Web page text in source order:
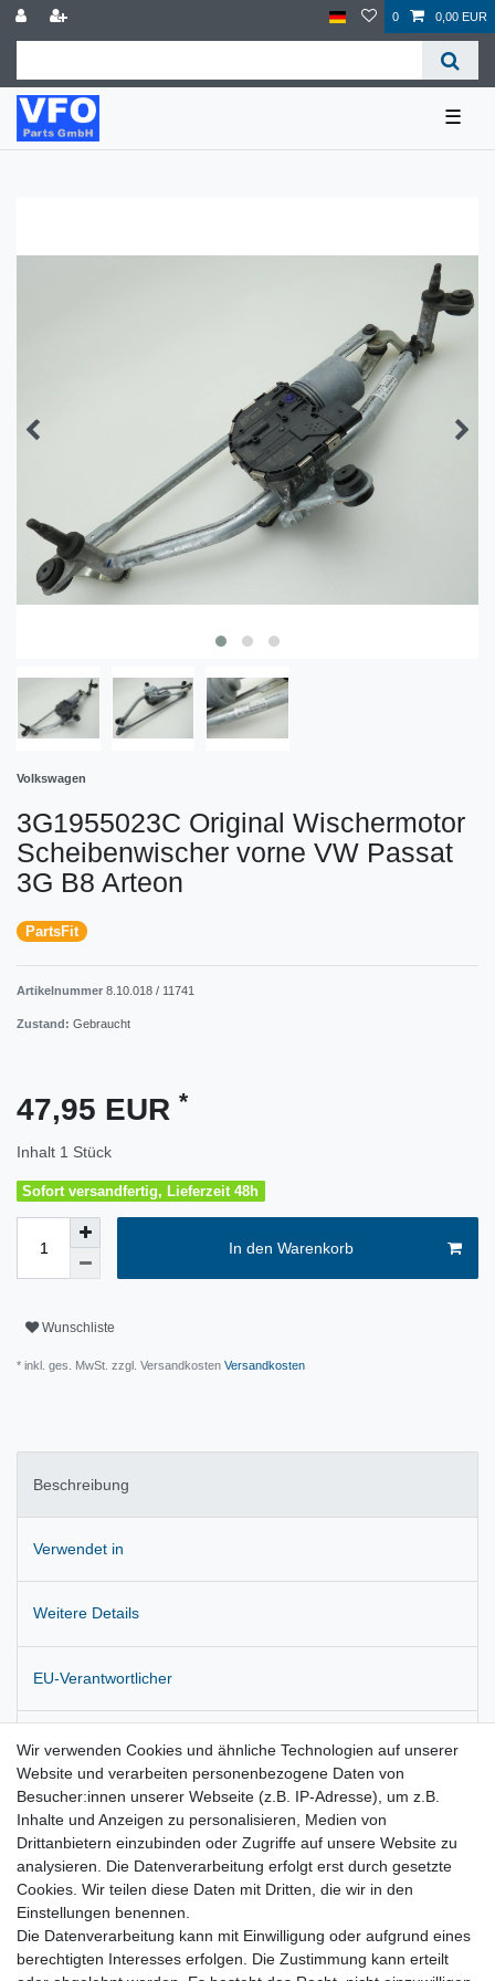
0 0,00 EUR
☰
Volkswagen
3G1955023C Original Wischermotor
Scheibenwischer vorne VW Passat
3G B8 Arteon
PartsFit
Artikelnummer 8.10.018 / 11741
Zustand: Gebraucht
47,95 EUR *
Inhalt 1 Stück
Sofort versandfertig, Lieferzeit 48h
In den Warenkorb
Wunschliste
* inkl. ges. MwSt. zzgl. Versandkosten Versandkosten
Beschreibung
Verwendet in
Weitere Details
EU-Verantwortlicher
Hersteller
Zustandsbeschreibung: Sehr gut
Original Wischermotor incl. Wischergestänge. Montagefertig
Wir verwenden Cookies und ähnliche Technologien auf unserer
Website und verarbeiten personenbezogene Daten von
Besucher:innen unserer Webseite (z.B. IP-Adresse), um z.B.
Inhalte und Anzeigen zu personalisieren, Medien von
Drittanbietern einzubinden oder Zugriffe auf unsere Website zu
analysieren. Die Datenverarbeitung erfolgt erst durch gesetzte
Cookies. Wir teilen diese Daten mit Dritten, die wir in den
Einstellungen benennen.
Die Datenverarbeitung kann mit Einwilligung oder aufgrund eines
berechtigten Interesses erfolgen. Die Zustimmung kann erteilt